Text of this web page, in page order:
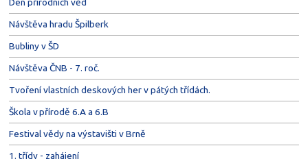
Návštěva hradu Špilberk
Bubliny v ŠD
Návštěva ČNB - 7. roč.
Tvoření vlastních deskových her v pátých třídách.
Škola v přírodě 6.A a 6.B
Festival vědy na výstavišti v Brně
1. třídy - zahájení